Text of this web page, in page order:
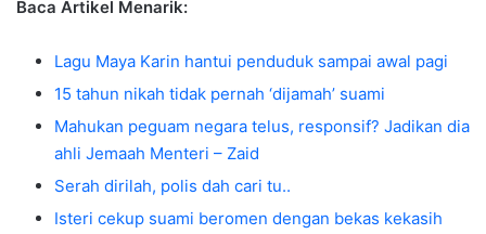
Baca Artikel Menarik:
Lagu Maya Karin hantui penduduk sampai awal pagi
15 tahun nikah tidak pernah ‘dijamah’ suami
Mahukan peguam negara telus, responsif? Jadikan dia
ahli Jemaah Menteri – Zaid
Serah dirilah, polis dah cari tu..
Isteri cekup suami beromen dengan bekas kekasih